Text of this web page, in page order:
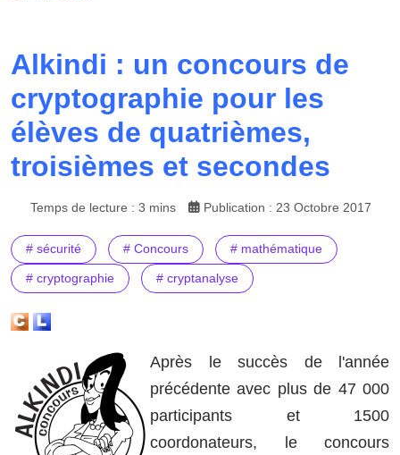
Alkindi : un concours de
cryptographie pour les
élèves de quatrièmes,
troisièmes et secondes
Temps de lecture : 3 mins Publication : 23 Octobre 2017
# sécurité # Concours # mathématique
# cryptographie # cryptanalyse
Après le succès de l'année
précédente avec plus de 47 000
participants et 1500
coordonateurs, le concours